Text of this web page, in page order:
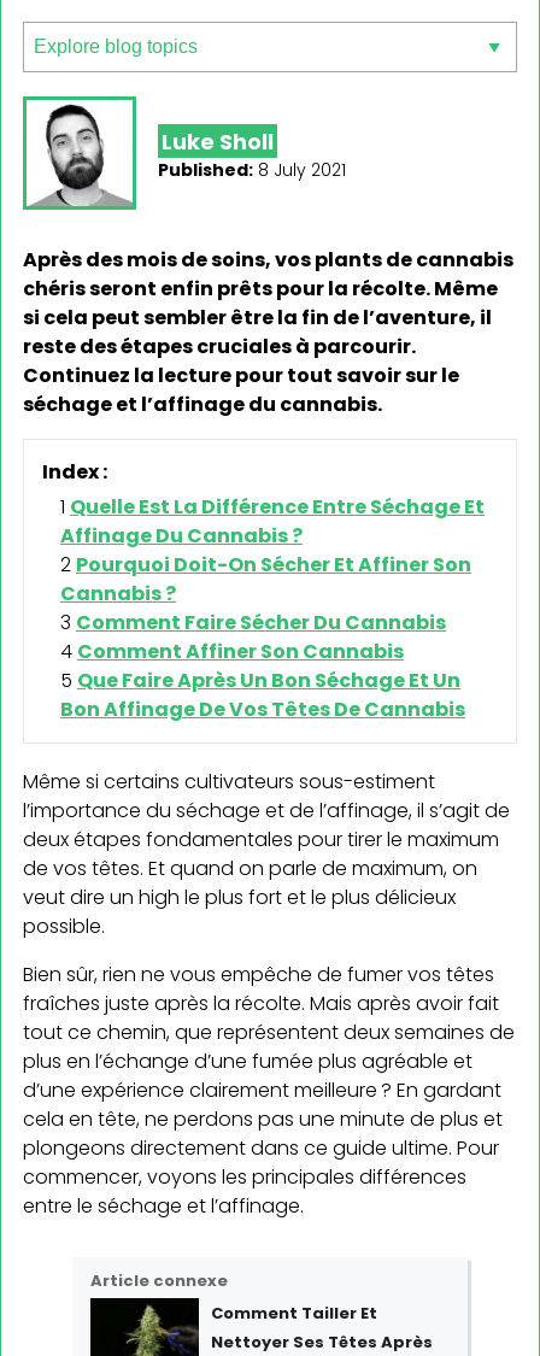
Luke Sholl
Published: 8 July 2021
Après des mois de soins, vos plants de cannabis
chéris seront enfin prêts pour la récolte. Même
si cela peut sembler être la fin de l’aventure, il
reste des étapes cruciales à parcourir.
Continuez la lecture pour tout savoir sur le
séchage et l’affinage du cannabis.
Index :
Quelle Est La Différence Entre Séchage Et
Affinage Du Cannabis ?
Pourquoi Doit-On Sécher Et Affiner Son
Cannabis ?
Comment Faire Sécher Du Cannabis
Comment Affiner Son Cannabis
Que Faire Après Un Bon Séchage Et Un
Bon Affinage De Vos Têtes De Cannabis
Même si certains cultivateurs sous-estiment
l’importance du séchage et de l’affinage, il s’agit de
deux étapes fondamentales pour tirer le maximum
de vos têtes. Et quand on parle de maximum, on
veut dire un high le plus fort et le plus délicieux
possible.
Bien sûr, rien ne vous empêche de fumer vos têtes
fraîches juste après la récolte. Mais après avoir fait
tout ce chemin, que représentent deux semaines de
plus en l’échange d’une fumée plus agréable et
d’une expérience clairement meilleure ? En gardant
cela en tête, ne perdons pas une minute de plus et
plongeons directement dans ce guide ultime. Pour
commencer, voyons les principales différences
entre le séchage et l’affinage.
Article connexe
Comment Tailler Et
Nettoyer Ses Têtes Après